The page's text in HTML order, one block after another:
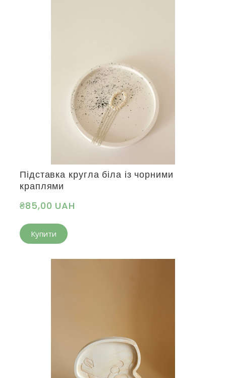
Підставка кругла біла із чорними
краплями
₴85,00 UAH
Купити